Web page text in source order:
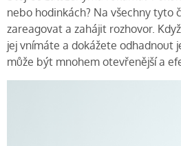
nebo hodinkách? Na všechny tyto
zareagovat a zahájit rozhovor.
jej vnímáte a dokážete odhadnout
může být mnohem otevřenější a